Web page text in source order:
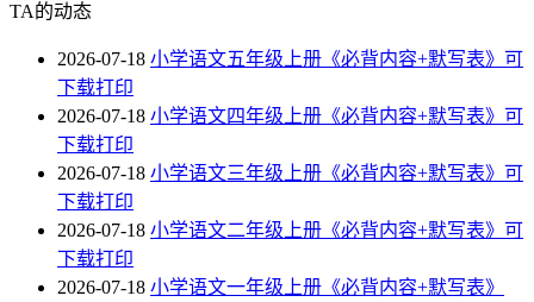
TA的动态
2026-07-18 小学语文五年级上册《必背内容+默写表》可
下载打印
2026-07-18 小学语文四年级上册《必背内容+默写表》可
下载打印
2026-07-18 小学语文三年级上册《必背内容+默写表》可
下载打印
2026-07-18 小学语文二年级上册《必背内容+默写表》可
下载打印
2026-07-18 小学语文一年级上册《必背内容+默写表》